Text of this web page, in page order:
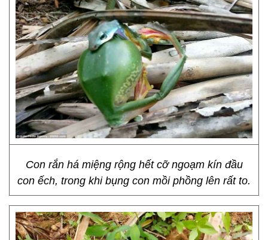
Con rắn há miệng rộng hết cỡ ngoạm kín đầu
con ếch, trong khi bụng con mồi phồng lên rất to.